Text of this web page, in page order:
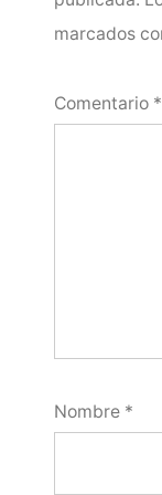
marcados
Comentario *
Nombre *